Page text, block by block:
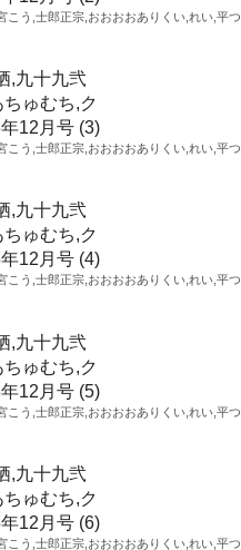
う,士郎正宗,おおおおありくい,れい,平
う,士郎正宗,おおおおありくい,れい,平
う,士郎正宗,おおおおありくい,れい,平
う,士郎正宗,おおおおありくい,れい,平
う,士郎正宗,おおおおありくい,れい,平